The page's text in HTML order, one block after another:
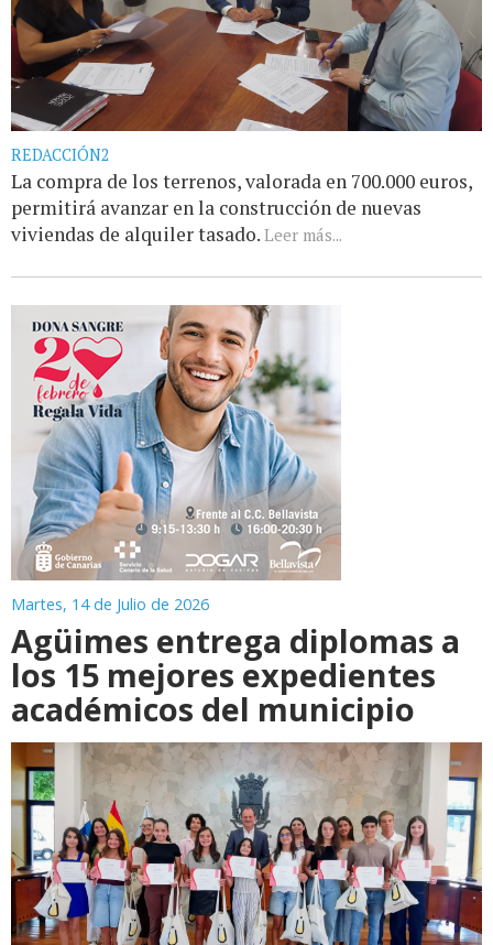
REDACCIÓN2
La compra de los terrenos, valorada en 700.000 euros,
permitirá avanzar en la construcción de nuevas
viviendas de alquiler tasado. Leer más...
Martes, 14 de Julio de 2026
Agüimes entrega diplomas a
los 15 mejores expedientes
académicos del municipio